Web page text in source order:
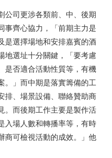
公司更涉各類前、中、後期
事齊心協力，「前期主力是
是選擇場地和安排嘉賓的酒
地選址十分關鍵，「要考慮
是否適合活動性質等，有機
。」而中期是落實籌備的工
排、場景設備、聯絡贊助商
。而後期工作主要是製作活
入場人數和轉播率等，有時
商可檢視活動的成效。」他